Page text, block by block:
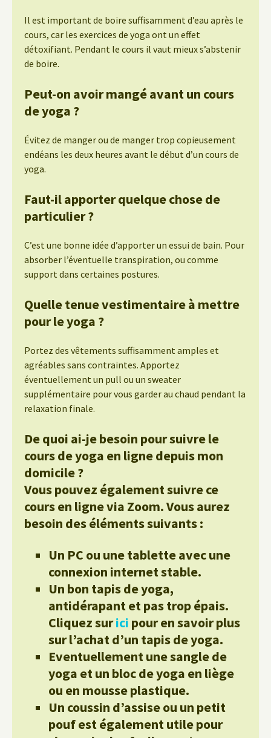
Il est important de boire suffisamment d’eau après le
cours, car les exercices de yoga ont un effet
détoxifiant. Pendant le cours il vaut mieux s’abstenir
de boire.
Peut-on avoir mangé avant un cours
de yoga ?
Évitez de manger ou de manger trop copieusement
endéans les deux heures avant le début d’un cours de
yoga.
Faut-il apporter quelque chose de
particulier ?
C’est une bonne idée d’apporter un essui de bain. Pour
absorber l’éventuelle transpiration, ou comme
support dans certaines postures.
Quelle tenue vestimentaire à mettre
pour le yoga ?
Portez des vêtements suffisamment amples et
agréables sans contraintes. Apportez
éventuellement un pull ou un sweater
supplémentaire pour vous garder au chaud pendant la
relaxation finale.
De quoi ai-je besoin pour suivre le
cours de yoga en ligne depuis mon
domicile ?
Vous pouvez également suivre ce
cours en ligne via Zoom. Vous aurez
besoin des éléments suivants :
Un PC ou une tablette avec une
connexion internet stable.
Un bon tapis de yoga,
antidérapant et pas trop épais.
Cliquez surici pour en savoir plus
sur l’achat d’un tapis de yoga.
Eventuellement une sangle de
yoga et un bloc de yoga en liège
ou en mousse plastique.
Un coussin d’assise ou un petit
pouf est également utile pour